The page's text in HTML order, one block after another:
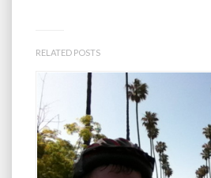
RELATED POSTS